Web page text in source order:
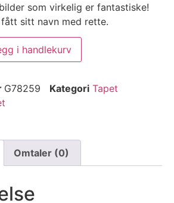
som virkelig er fantastiske!
fått sitt navn med rette.
i handlekurv
G78259 Kategori Tapet
Omtaler (0)